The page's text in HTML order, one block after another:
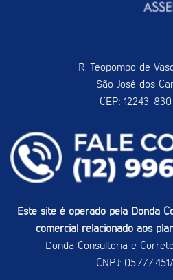
R. Teopompo de
São José dos
CEP: 12243-
Este site é operado pela Donda
comercial relacionado aos
Donda Consultoria e
CNPJ: